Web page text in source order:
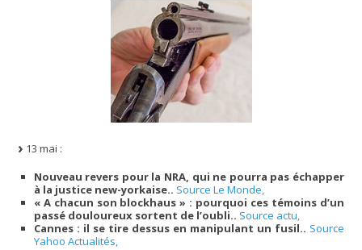
13 mai :
Nouveau revers pour la NRA, qui ne pourra pas échapper
à la justice new-yorkaise.. Source Le Monde,
« A chacun son blockhaus » : pourquoi ces témoins d’un
passé douloureux sortent de l’oubli.. Source actu,
Cannes : il se tire dessus en manipulant un fusil.. Source
Yahoo Actualités,